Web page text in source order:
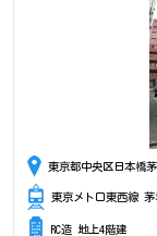
東京都中央区日本橋
東京メトロ東西線
RC造 地上4階建